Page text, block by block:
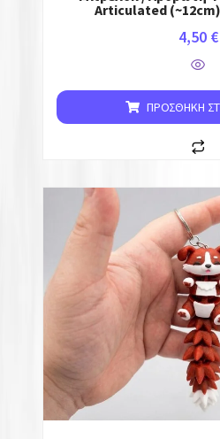
Articulated
4,50 €
ΠΡΟΣΘΉΚΗ